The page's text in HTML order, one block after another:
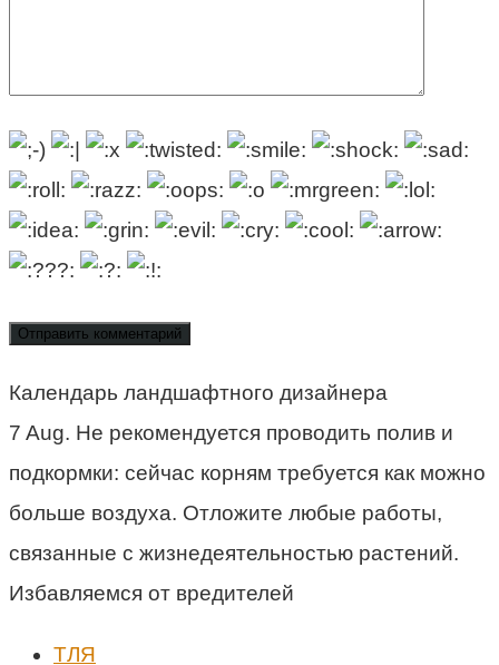
Календарь ландшафтного дизайнера
7 Aug. Не рекомендуется проводить полив и
подкормки: сейчас корням требуется как можно
больше воздуха. Отложите любые работы,
связанные с жизнедеятельностью растений.
Избавляемся от вредителей
ТЛЯ